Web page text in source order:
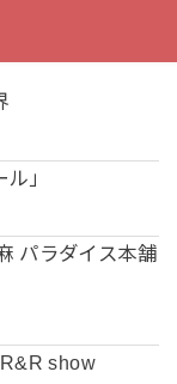
」
パラダイス本舗
show